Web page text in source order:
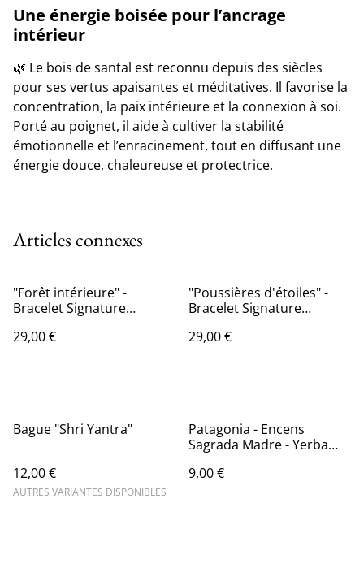
Une énergie boisée pour l’ancrage
intérieur
🌿 Le bois de santal est reconnu depuis des siècles
pour ses vertus apaisantes et méditatives. Il favorise la
concentration, la paix intérieure et la connexion à soi.
Porté au poignet, il aide à cultiver la stabilité
émotionnelle et l’enracinement, tout en diffusant une
énergie douce, chaleureuse et protectrice.
Articles connexes
"Forêt intérieure" -
Bracelet Signature
29,00 €
"Poussières d'étoiles" -
Bracelet Signature
29,00 €
Bague "Shri Yantra"
12,00 €
AUTRES VARIANTES DISPONIBLES
Patagonia - Encens
Sagrada Madre - Yerba
9,00 €